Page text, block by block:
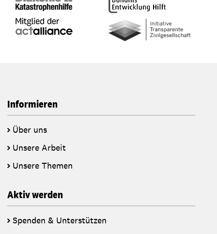
Informieren
Über uns
Unsere Arbeit
Unsere Themen
Aktiv werden
Spenden & Unterstützen